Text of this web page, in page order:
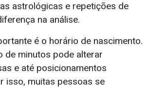
astrológicas e repetições de
na análise.
é o horário de nascimento.
de minutos pode alterar
e até posicionamentos
isso, muitas pessoas se